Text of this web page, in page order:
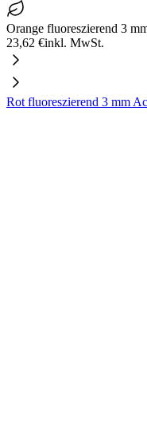
Orange fluoreszierend 3
23,62 €inkl. MwSt.
Rot fluoreszierend 3 mm